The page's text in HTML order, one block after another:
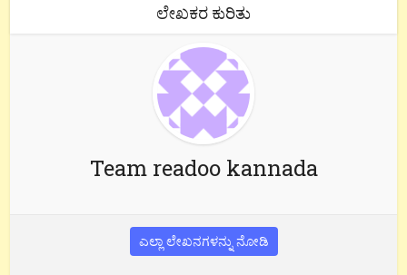
ಲೇಖಕರ ಕುರಿತು
Team readoo kannada
ಎಲ್ಲಾ ಲೇಖನಗಳನ್ನು ನೋಡಿ